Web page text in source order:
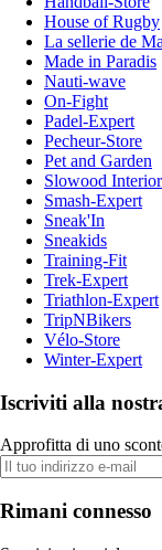
House of Rugby
La sellerie de
Made in Paradis
Nauti-wave
On-Fight
Padel-Expert
Pecheur-Store
Pet and Garden
Slowood Interior
Smash-Expert
Sneak'In
Sneakids
Training-Fit
Trek-Expert
Triathlon-Expert
TripNBikers
Vélo-Store
Winter-Expert
Iscriviti alla
Approfitta di uno
Rimani connesso